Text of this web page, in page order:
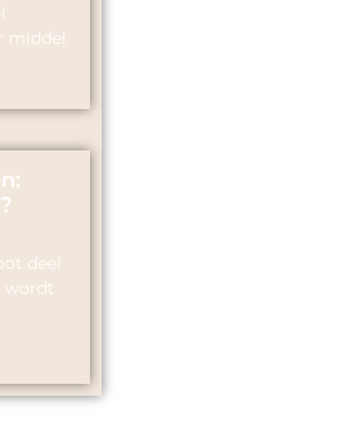
middel
deel
wordt